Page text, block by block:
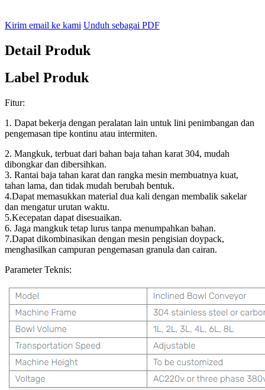
Kirim email ke kami Unduh sebagai PDF
Detail Produk
Label Produk
Fitur:
1. Dapat bekerja dengan peralatan lain untuk lini penimbangan dan
pengemasan tipe kontinu atau intermiten.
2. Mangkuk, terbuat dari bahan baja tahan karat 304, mudah
dibongkar dan dibersihkan.
3. Rantai baja tahan karat dan rangka mesin membuatnya kuat,
tahan lama, dan tidak mudah berubah bentuk.
4.Dapat memasukkan material dua kali dengan membalik sakelar
dan mengatur urutan waktu.
5.Kecepatan dapat disesuaikan.
6. Jaga mangkuk tetap lurus tanpa menumpahkan bahan.
7.Dapat dikombinasikan dengan mesin pengisian doypack,
menghasilkan campuran pengemasan granula dan cairan.
Parameter Teknis: